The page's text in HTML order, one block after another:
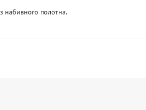
набивного полотна.